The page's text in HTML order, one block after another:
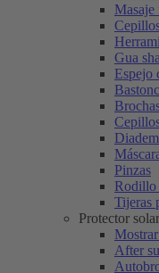
Masaje
Gua sha
Espejo
Pinzas
Rodillo
Tijeras
Protector
After